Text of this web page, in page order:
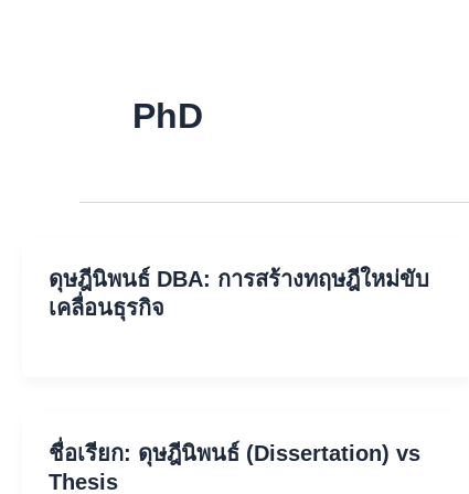
PhD
ดุษฎีนิพนธ์ DBA: การสร้างทฤษฎีใหม่ขับ
เคลื่อนธุรกิจ
ชื่อเรียก: ดุษฎีนิพนธ์ (Dissertation) vs
Thesis